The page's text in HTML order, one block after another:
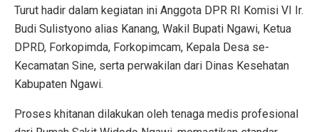
Turut hadir dalam kegiatan ini Anggota DPR RI Komisi VI Ir.
Budi Sulistyono alias Kanang, Wakil Bupati Ngawi, Ketua
DPRD, Forkopimda, Forkopimcam, Kepala Desa se-
Kecamatan Sine, serta perwakilan dari Dinas Kesehatan
Kabupaten Ngawi.
Proses khitanan dilakukan oleh tenaga medis profesional